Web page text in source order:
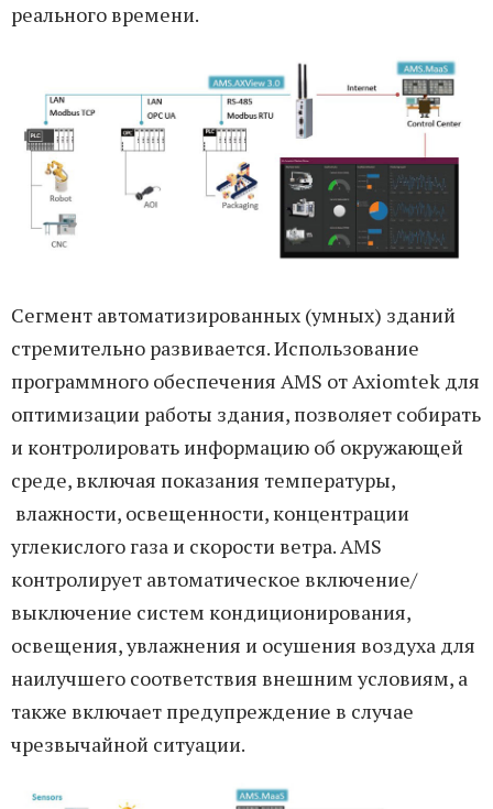
реального времени.
Сегмент автоматизированных (умных) зданий
стремительно развивается. Использование
программного обеспечения AMS от Axiomtek для
оптимизации работы здания, позволяет собирать
и контролировать информацию об окружающей
среде, включая показания температуры,
влажности, освещенности, концентрации
углекислого газа и скорости ветра. AMS
контролирует автоматическое включение/
выключение систем кондиционирования,
освещения, увлажнения и осушения воздуха для
наилучшего соответствия внешним условиям, а
также включает предупреждение в случае
чрезвычайной ситуации.